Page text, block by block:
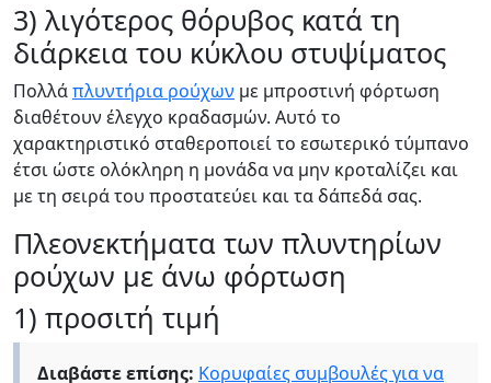
3) λιγότερος θόρυβος κατά τη
διάρκεια του κύκλου στυψίματος
Πολλάπλυντήρια ρούχων με μπροστινή φόρτωση
διαθέτουν έλεγχο κραδασμών. Αυτό το
χαρακτηριστικό σταθεροποιεί το εσωτερικό τύμπανο
έτσι ώστε ολόκληρη η μονάδα να μην κροταλίζει και
με τη σειρά του προστατεύει και τα δάπεδά σας.
Πλεονεκτήματα των πλυντηρίων
ρούχων με άνω φόρτωση
1) προσιτή τιμή
Διαβάστε επίσης: Κορυφαίες συμβουλές για να